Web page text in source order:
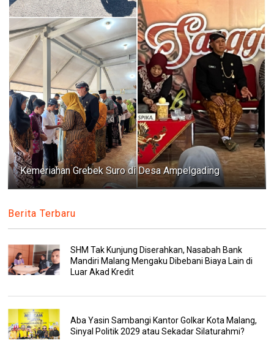
Kemeriahan Grebek Suro di Desa Ampelgading
Berita Terbaru
SHM Tak Kunjung Diserahkan, Nasabah Bank
Mandiri Malang Mengaku Dibebani Biaya Lain di
Luar Akad Kredit
Aba Yasin Sambangi Kantor Golkar Kota Malang,
Sinyal Politik 2029 atau Sekadar Silaturahmi?